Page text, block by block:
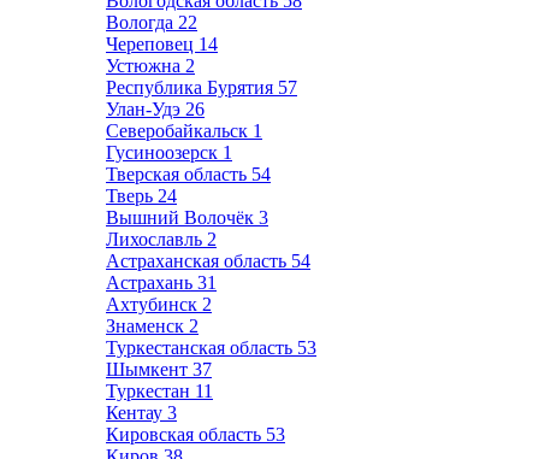
Вологда 22
Череповец 14
Устюжна 2
Республика Бурятия 57
Улан-Удэ 26
Северобайкальск 1
Гусиноозерск 1
Тверская область 54
Тверь 24
Вышний Волочёк 3
Лихославль 2
Астраханская область 54
Астрахань 31
Ахтубинск 2
Знаменск 2
Туркестанская область 53
Шымкент 37
Туркестан 11
Кентау 3
Кировская область 53